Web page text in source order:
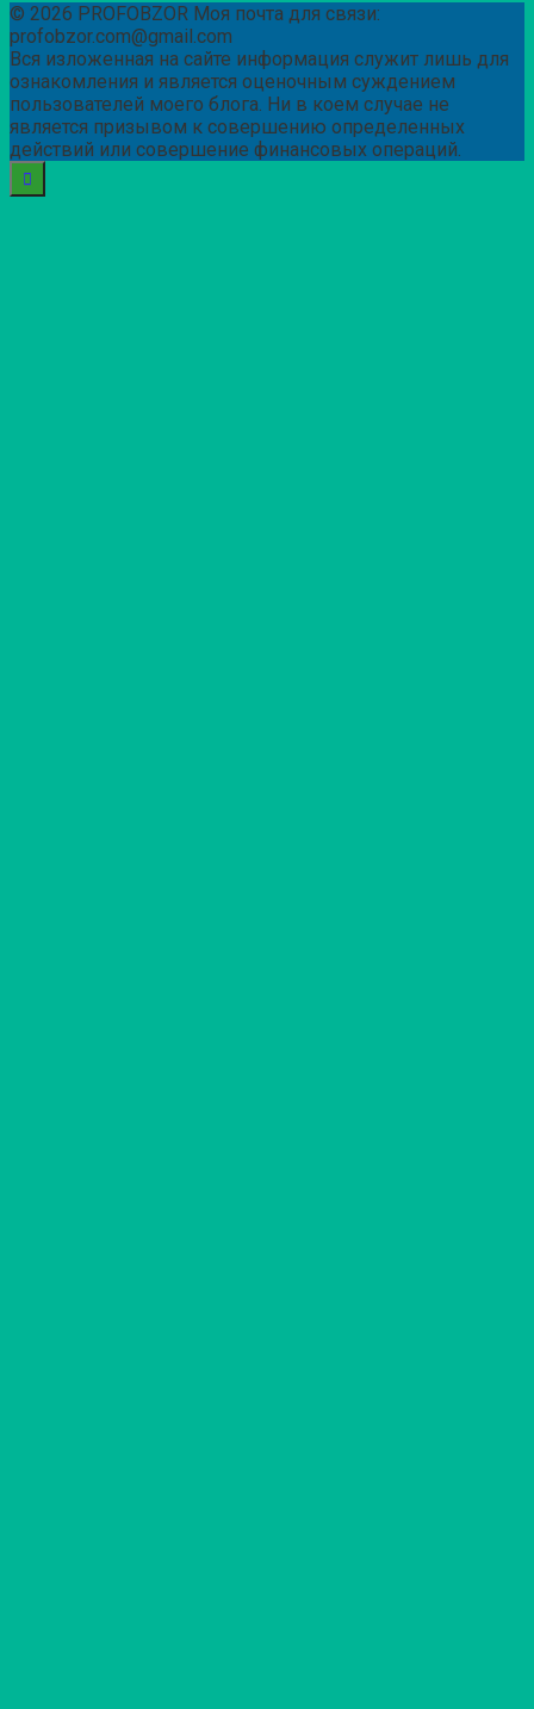
© 2026 PROFOBZOR Моя почта для связи:
profobzor.com@gmail.com
Вся изложенная на сайте информация служит лишь для
ознакомления и является оценочным суждением
пользователей моего блога. Ни в коем случае не
является призывом к совершению определенных
действий или совершение финансовых операций.